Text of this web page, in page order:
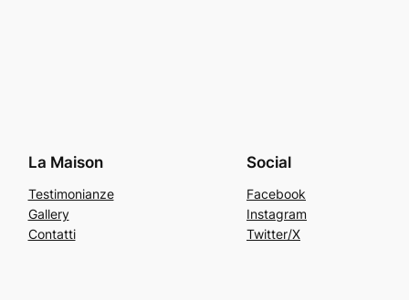
La Maison
Testimonianze
Gallery
Contatti
Social
Facebook
Instagram
Twitter/X